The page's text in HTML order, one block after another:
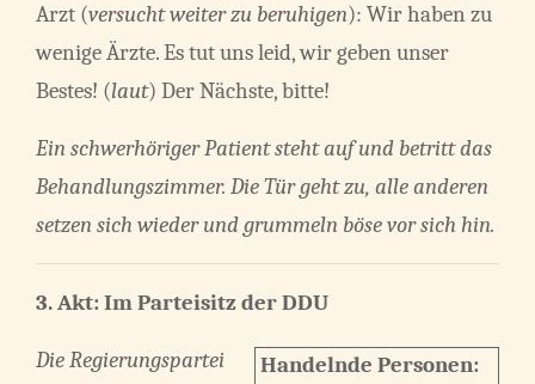
Arzt (versucht weiter zu beruhigen): Wir haben zu
wenige Ärzte. Es tut uns leid, wir geben unser
Bestes! (laut) Der Nächste, bitte!
Ein schwerhöriger Patient steht auf und betritt das
Behandlungszimmer. Die Tür geht zu, alle anderen
setzen sich wieder und grummeln böse vor sich hin.
3. Akt: Im Parteisitz der DDU
Handelnde Personen:
Die Regierungspartei